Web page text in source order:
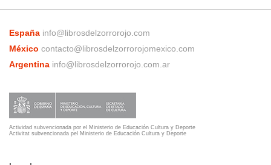
España info@librosdelzorrorojo.com
México contacto@librosdelzorrorojomexico.com
Argentina info@librosdelzorrorojo.com.ar
Actividad subvencionada por el Ministerio de Educación Cultura y Deporte
Activitat subvencionada pel Ministerio de Educación Cultura y Deporte